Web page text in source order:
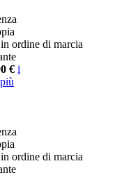
ordine di marcia
€ i
ordine di marcia